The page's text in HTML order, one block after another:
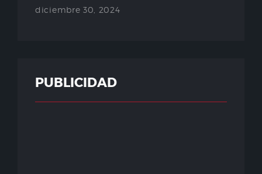
diciembre 30, 2024
PUBLICIDAD